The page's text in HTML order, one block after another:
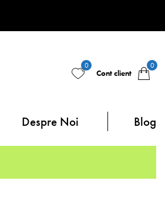
0
Cont client
0
Despre Noi Blog